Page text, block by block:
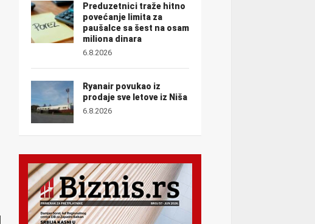
Preduzetnici traže hitno
povećanje limita za
paušalce sa šest na osam
miliona dinara
6.8.2026
Ryanair povukao iz
prodaje sve letove iz Niša
6.8.2026